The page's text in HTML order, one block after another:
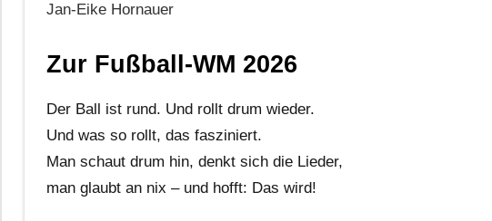
Jan-Eike Hornauer
Zur Fußball-WM 2026
Der Ball ist rund. Und rollt drum wieder.
Und was so rollt, das fasziniert.
Man schaut drum hin, denkt sich die Lieder,
man glaubt an nix – und hofft: Das wird!